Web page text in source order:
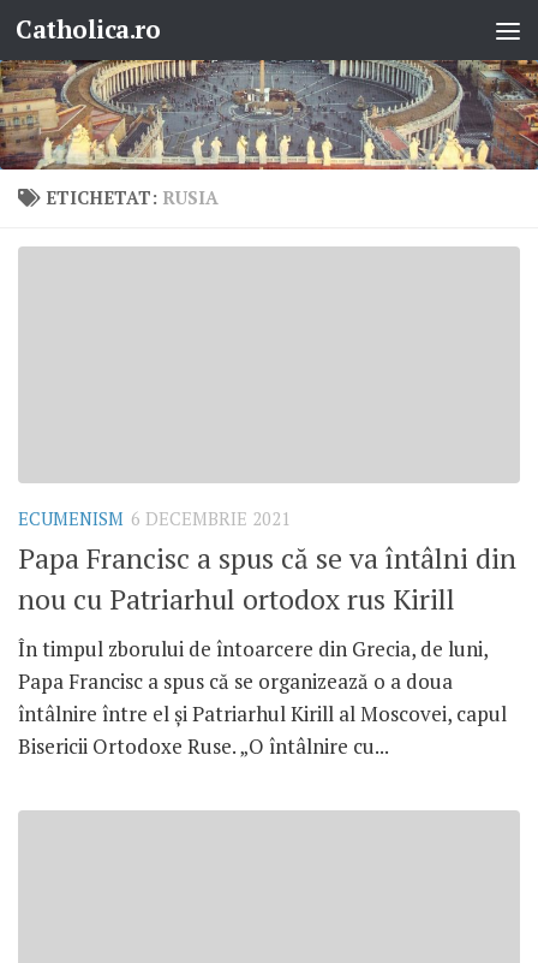
Skip to content
Catholica.ro
ETICHETAT: RUSIA
ECUMENISM 6 DECEMBRIE 2021
Papa Francisc a spus că se va întâlni din
nou cu Patriarhul ortodox rus Kirill
În timpul zborului de întoarcere din Grecia, de luni,
Papa Francisc a spus că se organizează o a doua
întâlnire între el și Patriarhul Kirill al Moscovei, capul
Bisericii Ortodoxe Ruse. „O întâlnire cu...